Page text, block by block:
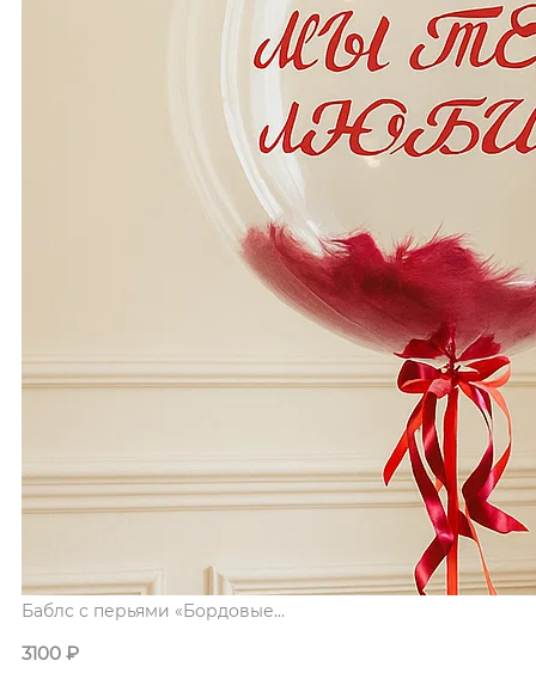
Баблс с перьями «Бордовые...
3100 ₽